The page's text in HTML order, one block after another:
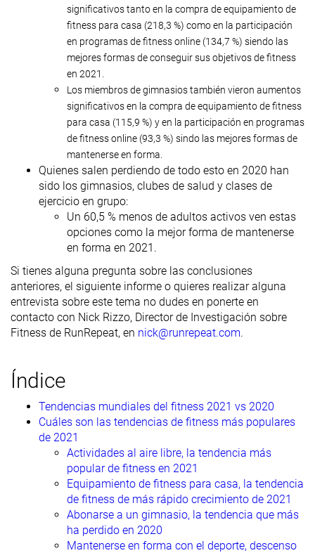
significativos tanto en la compra de equipamiento de
fitness para casa (218,3 %) como en la participación
en programas de fitness online (134,7 %) siendo las
mejores formas de conseguir sus objetivos de fitness
en 2021.
Los miembros de gimnasios también vieron aumentos
significativos en la compra de equipamiento de fitness
para casa (115,9 %) y en la participación en programas
de fitness online (93,3 %) sindo las mejores formas de
mantenerse en forma.
Quienes salen perdiendo de todo esto en 2020 han
sido los gimnasios, clubes de salud y clases de
ejercicio en grupo:
Un 60,5 % menos de adultos activos ven estas
opciones como la mejor forma de mantenerse
en forma en 2021.
Si tienes alguna pregunta sobre las conclusiones
anteriores, el siguiente informe o quieres realizar alguna
entrevista sobre este tema no dudes en ponerte en
contacto con Nick Rizzo, Director de Investigación sobre
Fitness de RunRepeat, en nick@runrepeat.com.
Índice
Tendencias mundiales del fitness 2021 vs 2020
Cuáles son las tendencias de fitness más populares
de 2021
Actividades al aire libre, la tendencia más
popular de fitness en 2021
Equipamiento de fitness para casa, la tendencia
de fitness de más rápido crecimiento de 2021
Abonarse a un gimnasio, la tendencia que más
ha perdido en 2020
Mantenerse en forma con el deporte, descenso